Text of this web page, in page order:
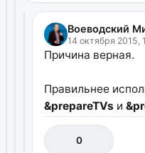
Воеводский
14 октября 2015,
Причина верная.
Правильнее
&prepareTVs и
0